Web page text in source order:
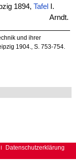
1894, Tafel
I.
Arndt.
und ihrer
1904., S. 753-754.
Datenschutzerklärung